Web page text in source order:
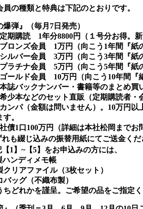
員の種類と特典は下記のとおりです。
爆弾』（毎月7日発売）
定期購読 1年分8800円（１号分お得。
ブロンズ会員 1万円（向こう1年間『紙
シルバー会員 3万円（向こう3年間『
プラチナ会員 5万円（向こう5年間『
ゴールド会員 10万円（向こう10年間
本誌バックナンバー・書籍等のまとめ買
希少本などのセット直販（定期購読者
カンパ（金額は問いません）。10万円
。
社債1口100万円（詳細は本社松岡まで
も綴じ込みの振替用紙にてご送金く
1】~【5】をお申込みの方には、
ンディメモ帳
リアファイル（3枚セット）
ッグ（不織布製）
どれかを謹呈。ご希望の品をご指定